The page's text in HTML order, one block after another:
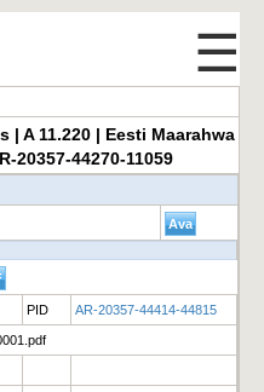
☰
| A 11.220 | Eesti Maarahwa
20357-44270-11059
PID AR-20357-44414-44815